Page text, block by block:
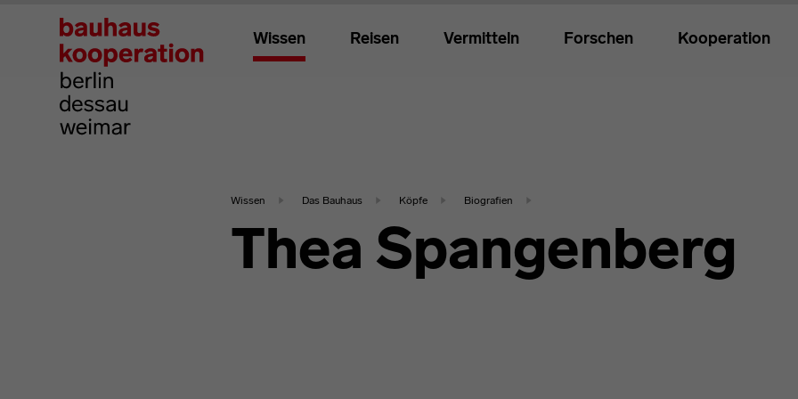
Wissen Reisen Vermitteln Forschen Kooperation
Wissen Das Bauhaus Köpfe Biografien
Thea Spangenberg